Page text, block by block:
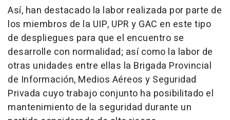
Así, han destacado la labor realizada por parte de
los miembros de la UIP, UPR y GAC en este tipo
de despliegues para que el encuentro se
desarrolle con normalidad; así como la labor de
otras unidades entre ellas la Brigada Provincial
de Información, Medios Aéreos y Seguridad
Privada cuyo trabajo conjunto ha posibilitado el
mantenimiento de la seguridad durante un